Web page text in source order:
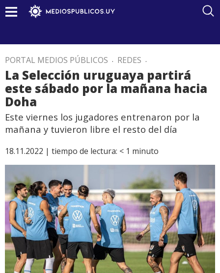
PORTAL MEDIOS PÚBLICOS . REDES .
La Selección uruguaya partirá
este sábado por la mañana hacia
Doha
Este viernes los jugadores entrenaron por la
mañana y tuvieron libre el resto del día
18.11.2022 | tiempo de lectura: < 1 minuto